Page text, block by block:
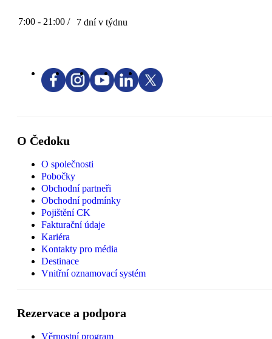
7:00 - 21:00 / 7 dní v týdnu
O Čedoku
O společnosti
Pobočky
Obchodní partneři
Obchodní podmínky
Pojištění CK
Fakturační údaje
Kariéra
Kontakty pro média
Destinace
Vnitřní oznamovací systém
Rezervace a podpora
Věrnostní program